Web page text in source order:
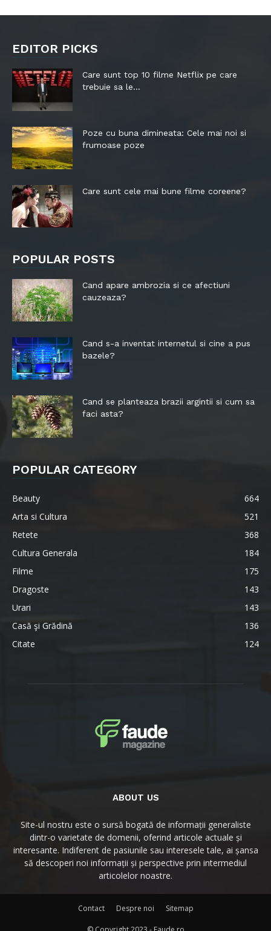
EDITOR PICKS
Care sunt top 10 filme Netflix pe care
trebuie sa le...
Poze cu buna dimineata: Cele mai noi si
frumoase poze
Care sunt cele mai bune filme coreene?
POPULAR POSTS
Cand apare ambrozia si ce afectiuni
cauzeaza?
Cand s-a inventat internetul si cine a pus
bazele?
Cand se planteaza brazii argintii si cum sa
faci asta?
POPULAR CATEGORY
Beauty
664
Arta si Cultura
521
Retete
368
Cultura Generala
184
Filme
175
Dragoste
143
Urari
143
Casă şi Grădină
136
Citate
124
ABOUT US
Site-ul nostru este o sursă bogată de informații generaliste
dintr-o varietate de domenii, oferind articole actuale și
interesante. Indiferent de pasiunile sau interesele tale, ai șansa
să descoperi noi informații și perspective prin intermediul
articolelor noastre.
Contact Despre noi Sitemap